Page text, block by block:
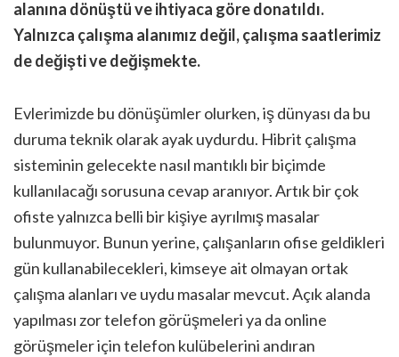
alanına dönüştü ve ihtiyaca göre donatıldı.
Yalnızca çalışma alanımız değil, çalışma saatlerimiz
de değişti ve değişmekte.
Evlerimizde bu dönüşümler olurken, iş dünyası da bu
duruma teknik olarak ayak uydurdu. Hibrit çalışma
sisteminin gelecekte nasıl mantıklı bir biçimde
kullanılacağı sorusuna cevap aranıyor. Artık bir çok
ofiste yalnızca belli bir kişiye ayrılmış masalar
bulunmuyor. Bunun yerine, çalışanların ofise geldikleri
gün kullanabilecekleri, kimseye ait olmayan ortak
çalışma alanları ve uydu masalar mevcut. Açık alanda
yapılması zor telefon görüşmeleri ya da online
görüşmeler için telefon kulübelerini andıran